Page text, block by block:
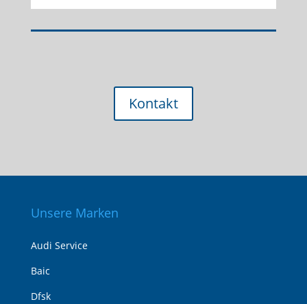
Kontakt
Unsere Marken
Audi Service
Baic
Dfsk